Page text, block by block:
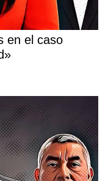
en el caso